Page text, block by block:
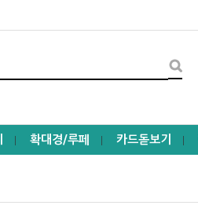
확대경/루페 카드돋보기